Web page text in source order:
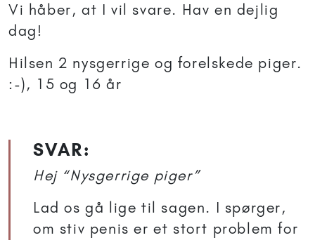
Vi håber, at I vil svare. Hav en dejlig
dag!
Hilsen 2 nysgerrige og forelskede piger.
:-), 15 og 16 år
SVAR:
Hej “Nysgerrige piger”
Lad os gå lige til sagen. I spørger,
om stiv penis er et stort problem for